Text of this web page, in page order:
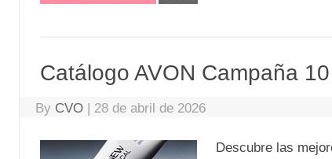
Catálogo AVON Campaña
By CVO | 28 de abril de 2026
Descubre las